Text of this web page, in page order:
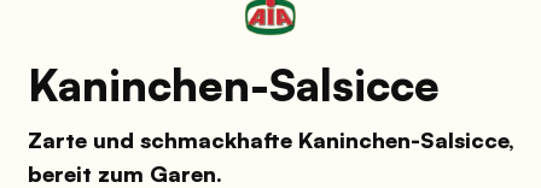
Kaninchen-Salsicce
Zarte und schmackhafte Kaninchen-Salsicce,
bereit zum Garen.